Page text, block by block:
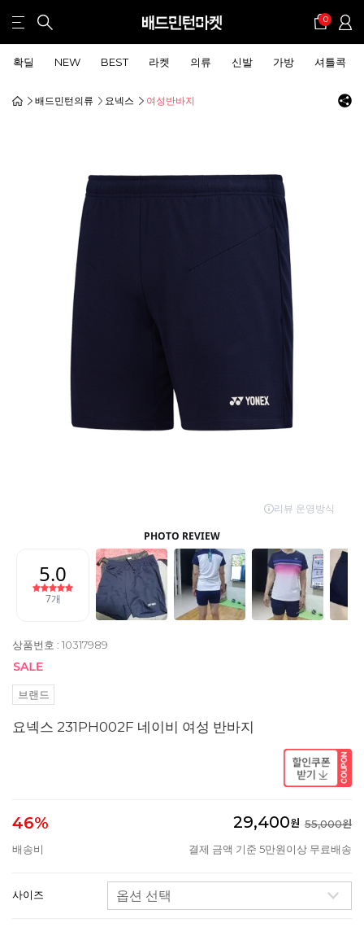
0
확딜 NEW BEST 라켓 의류 신발 가방 셔틀콕
배드민턴의류 요넥스 여성반바지
상품번호 : 10317989
브랜드
요넥스 231PH002F 네이비 여성 반바지
46% 29,400원 55,000원
배송비
결제 금액 기준 5만원이상 무료배송
사이즈